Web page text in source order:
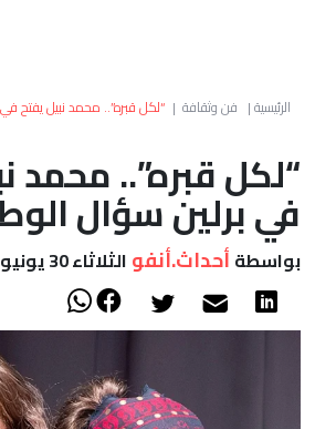
العالم
أعمدة
الصحراء
الرئيسية| فن وثقافة | “لكل قبره”.. محمد نبيل يفتح في
“لكل قبره”.. محمد
في برلين سؤال
بواسطة أحداث.أنفو الثلاثاء 30 يونيو, 2026 - 18:21